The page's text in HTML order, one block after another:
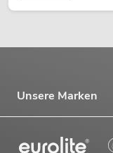
Unsere Marken